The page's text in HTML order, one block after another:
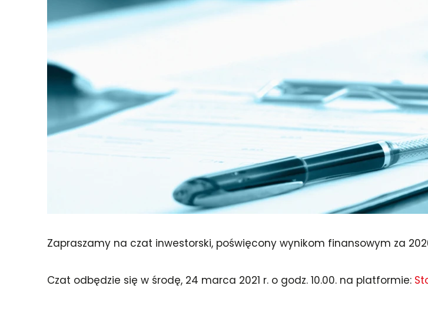
Zapraszamy na czat inwestorski, poświęcony wynikom finansowym za
Czat odbędzie się w środę, 24 marca 2021 r. o godz. 10.00. na platformie: